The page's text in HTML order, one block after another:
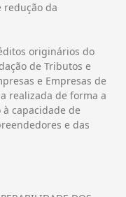
redução da
originários do
de Tributos e
e Empresas de
realizada de forma a
capacidade de
e das